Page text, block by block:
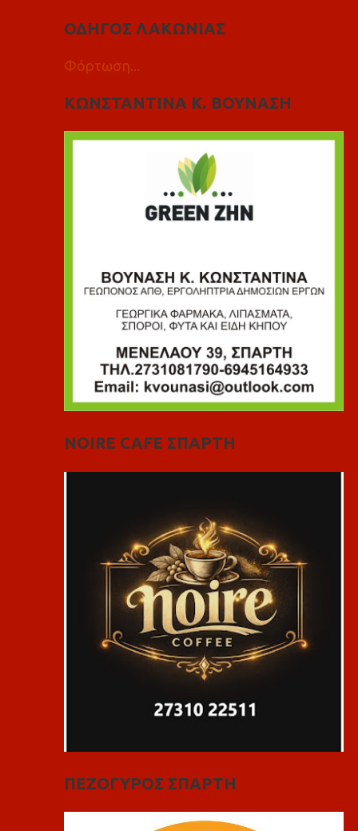
ΟΔΗΓΟΣ ΛΑΚΩΝΙΑΣ
Φόρτωση...
ΚΩΝΣΤΑΝΤΙΝΑ Κ. ΒΟΥΝΑΣΗ
NOIRE CAFE ΣΠΑΡΤΗ
ΠΕΖΟΓΥΡΟΣ ΣΠΑΡΤΗ